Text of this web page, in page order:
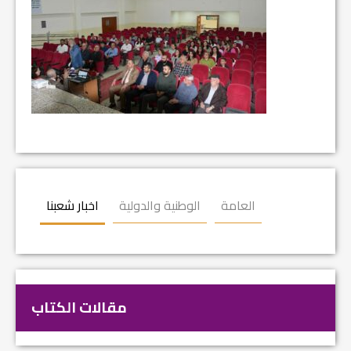
اخبار شعبنا الوطنية والدولية العامة
مقالات الكتاب